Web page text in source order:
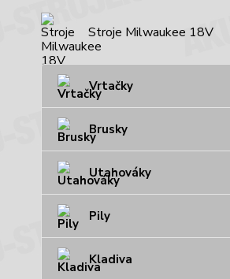
Stroje Milwaukee 18V
Vrtačky
Brusky
Utahováky
Pily
Kladiva